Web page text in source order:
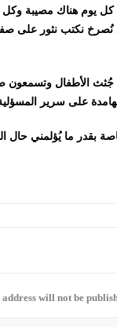
كل يوم هناك مصيبة وكل
نكتب نثور على
جُثث الأطفال وتسمعون
will not be